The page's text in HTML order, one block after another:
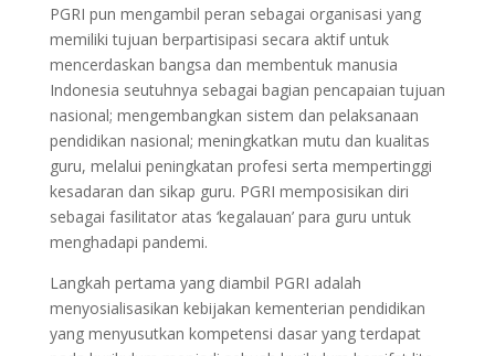
PGRI pun mengambil peran sebagai organisasi yang
memiliki tujuan berpartisipasi secara aktif untuk
mencerdaskan bangsa dan membentuk manusia
Indonesia seutuhnya sebagai bagian pencapaian tujuan
nasional; mengembangkan sistem dan pelaksanaan
pendidikan nasional; meningkatkan mutu dan kualitas
guru, melalui peningkatan profesi serta mempertinggi
kesadaran dan sikap guru. PGRI memposisikan diri
sebagai fasilitator atas ‘kegalauan’ para guru untuk
menghadapi pandemi.
Langkah pertama yang diambil PGRI adalah
menyosialisasikan kebijakan kementerian pendidikan
yang menyusutkan kompetensi dasar yang terdapat